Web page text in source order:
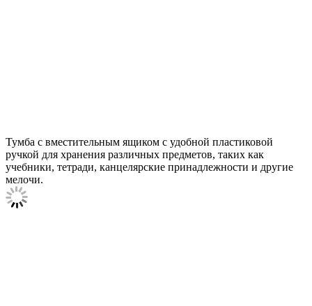
Тумба с вместительным ящиком с удобной пластиковой
ручкой для хранения различных предметов, таких как
учебники, тетради, канцелярские принадлежности и другие
мелочи.